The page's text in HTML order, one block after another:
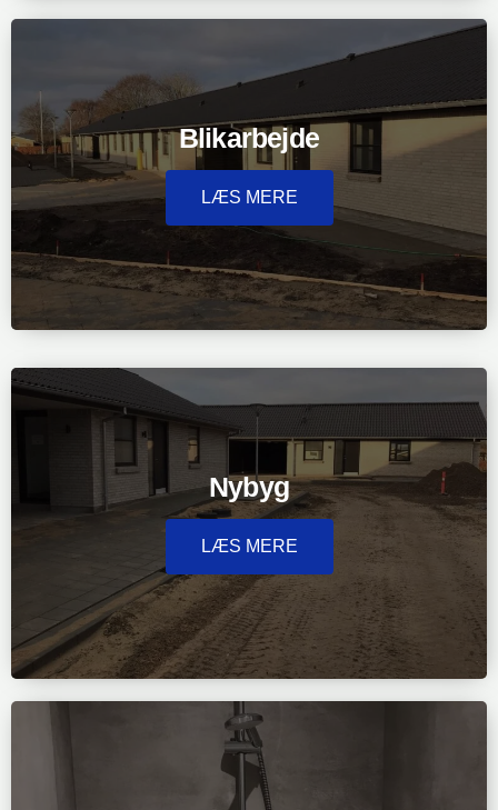
Blikarbejde
LÆS MERE
Nybyg
LÆS MERE